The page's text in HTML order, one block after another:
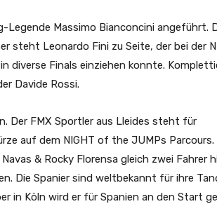
Legende Massimo Bianconcini angeführt.
steht Leonardo Fini zu Seite, der bei der
diverse Finals einziehen konnte.
Davide Rossi.
Der FMX Sportler aus Lleides steht für
auf dem NIGHT of the JUMPs
& Rocky Florensa gleich zwei Fahrer
Die Spanier sind weltbekannt für ihre
in Köln wird er für Spanien an den Start